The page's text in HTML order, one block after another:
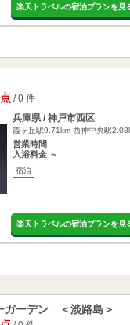
楽天トラベルの宿泊プランを見
/ 0 件
兵庫県 / 神戸市西区
霞ヶ丘駅9.71km 西神中央駅
営業時間
入浴料金 ～
宿泊
楽天トラベルの宿泊プランを見
ガーデン ＜淡路島＞